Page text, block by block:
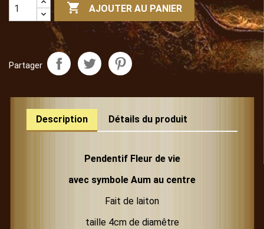
 AJOUTER AU PANIER
Partager
Description Détails du produit
Pendentif Fleur de vie
avec symbole Aum au centre
Fait de laiton
taille 4cm de diamêtre